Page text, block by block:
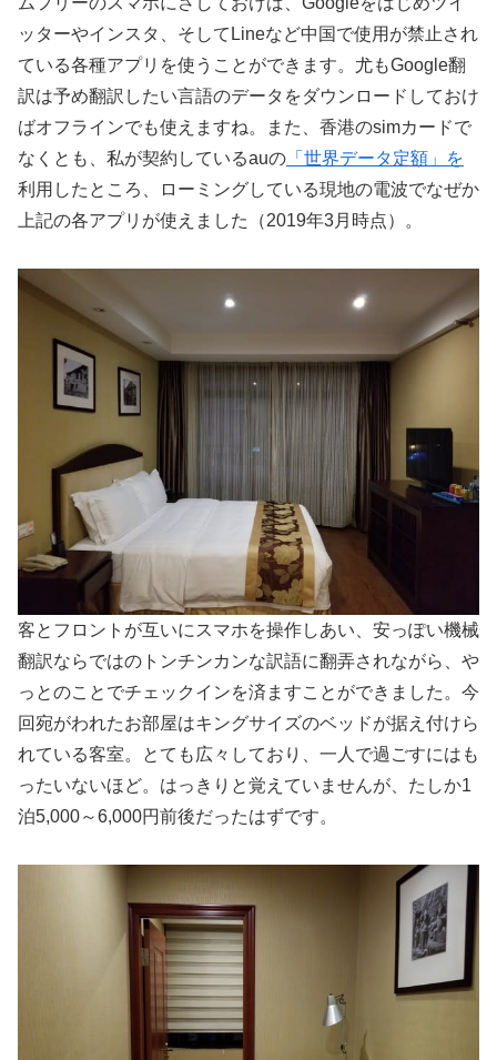
ッターやインスタ、そしてLineなど中国で使用が禁止され
ている各種アプリを使うことができます。尤もGoogle翻
訳は予め翻訳したい言語のデータをダウンロードしておけ
ばオフラインでも使えますね。また、香港のsimカードで
なくとも、私が契約しているauの 「世界データ定額」を
利用したところ、ローミングしている現地の電波でなぜか
上記の各アプリが使えました（2019年3月時点）。
客とフロントが互いにスマホを操作しあい、安っぽい機械
翻訳ならではのトンチンカンな訳語に翻弄されながら、や
っとのことでチェックインを済ますことができました。今
回宛がわれたお部屋はキングサイズのベッドが据え付けら
れている客室。とても広々しており、一人で過ごすにはも
ったいないほど。はっきりと覚えていませんが、たしか1
泊5,000～6,000円前後だったはずです。